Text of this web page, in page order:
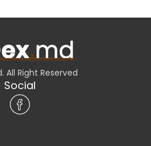
All Right Reserved
Social